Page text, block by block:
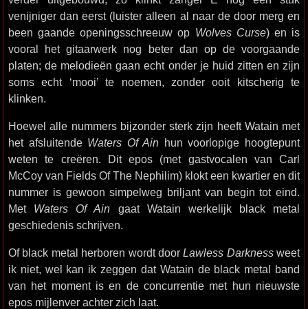
venijniger dan eerst (luister alleen al naar de door merg en
been gaande openingsschreeuw op Wolves Curse) en is
vooral het gitaarwerk nog beter dan op de voorgaande
platen; de melodieën gaan echt onder je huid zitten en zijn
soms echt ‘mooi’ te noemen, zonder ooit kitscherig te
klinken.
Hoewel alle nummers bijzonder sterk zijn heeft Watain met
het afsluitende Waters Of Ain hun voorlopige hoogtepunt
weten te creëren. Dit epos (met gastvocalen van Carl
McCoy van Fields Of The Nephilim) klokt een kwartier en dit
nummer is gewoon simpelweg briljant van begin tot eind.
Met Waters Of Ain gaat Watain werkelijk black metal
geschiedenis schrijven.
Of black metal herboren wordt doorLawless Darknessweet
ik niet, wel kan ik zeggen dat Watain de black metal band
van het moment is en de concurrentie met hun nieuwste
epos mijlenver achter zich laat.